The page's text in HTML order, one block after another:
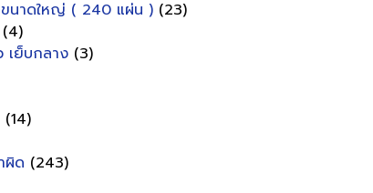
ขนาดใหญ่ ( 240 แผ่น ) (23)
(4)
เย็บกลาง (3)
(14)
ผิด (243)